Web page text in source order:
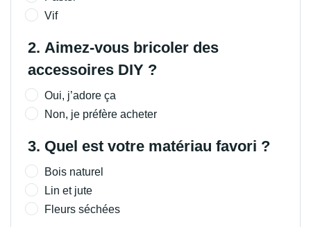
2. Aimez-vous bricoler des
accessoires DIY ?
Oui, j’adore ça
Non, je préfère acheter
3. Quel est votre matériau favori ?
Bois naturel
4. Quelle ambiance préférez-vous ?